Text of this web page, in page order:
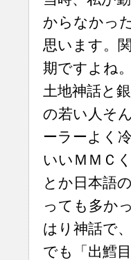
からなかっ
思います。
期ですよね。
土地神話と
の若い人そ
ーラーよく
いいＭＭＣ
とか日本語
っても多か
はり神話で
でも「出鱈